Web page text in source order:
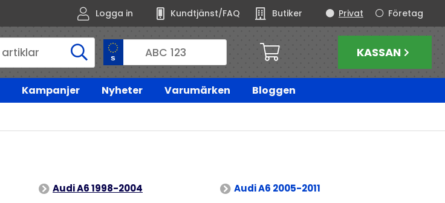
Logga in Kundtjänst/FAQ Butiker Företag
Privat
KASSAN
Kampanjer Nyheter Varumärken
Bloggen
Audi A6 1998-2004
Audi A6 2005-2011